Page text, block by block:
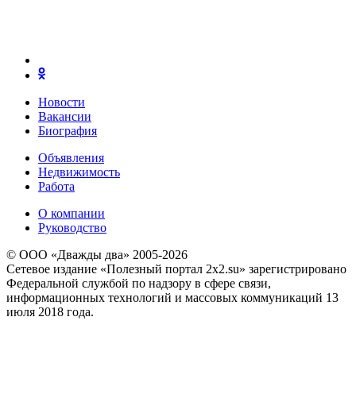
Новости
Вакансии
Биография
Объявления
Недвижимость
Работа
О компании
Руководство
© ООО «Дважды два» 2005-2026
Сетевое издание «Полезный портал 2x2.su» зарегистрировано
Федеральной службой по надзору в сфере связи,
информационных технологий и массовых коммуникаций 13
июля 2018 года.